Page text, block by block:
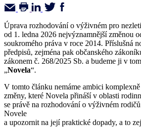
Úprava rozhodování o výživném pro
od 1. ledna 2026 nejvýznamnější změnou
soukromého práva v roce 2014. Příslušná
předpisů, zejména pak občanského
zákonem č. 268/2025 Sb. a budeme ji v
„Novela“.
V tomto článku nemáme ambici
změny, které Novela přináší v oblasti
se právě na rozhodování o výživném
Novele
a upozornit na její praktické dopady, a to